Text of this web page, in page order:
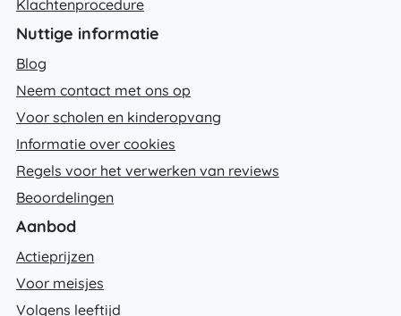
Klachtenprocedure
Nuttige informatie
Blog
Neem contact met ons op
Voor scholen en kinderopvang
Informatie over cookies
Regels voor het verwerken van reviews
Beoordelingen
Aanbod
Actieprijzen
Voor meisjes
Volgens leeftijd